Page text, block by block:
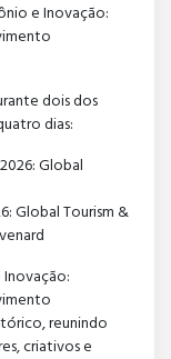
e Inovação:
dois dos
dias:
Global
Global Tourism &
reunindo
criativos e